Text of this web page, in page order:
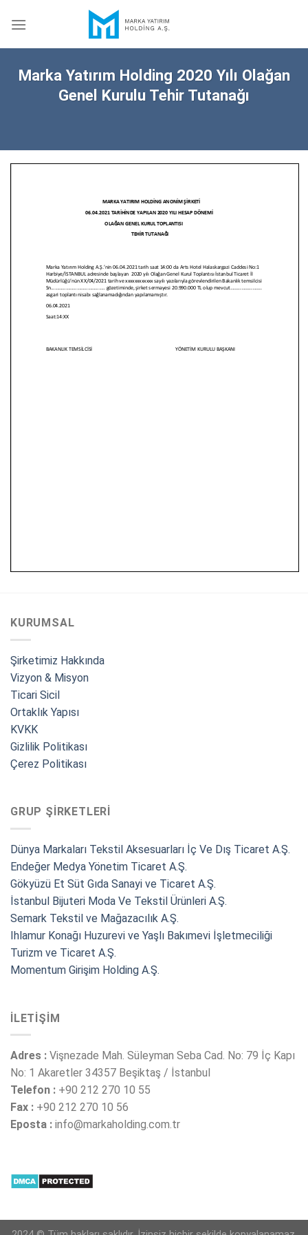
Marka Yatırım Holding 2020 Yılı Olağan
Genel Kurulu Tehir Tutanağı
KURUMSAL
Şirketimiz Hakkında
Vizyon & Misyon
Ticari Sicil
Ortaklık Yapısı
KVKK
Gizlilik Politikası
Çerez Politikası
GRUP ŞIRKETLERI
Dünya Markaları Tekstil Aksesuarları İç Ve Dış Ticaret A.Ş.
Endeğer Medya Yönetim Ticaret A.Ş.
Gökyüzü Et Süt Gıda Sanayi ve Ticaret A.Ş.
İstanbul Bijuteri Moda Ve Tekstil Ürünleri A.Ş.
Semark Tekstil ve Mağazacılık A.Ş.
Ihlamur Konağı Huzurevi ve Yaşlı Bakımevi İşletmeciliği
Turizm ve Ticaret A.Ş.
Momentum Girişim Holding A.Ş.
İLETIŞIM
Adres : Vişnezade Mah. Süleyman Seba Cad. No: 79 İç Kapı
No: 1 Akaretler 34357 Beşiktaş / İstanbul
Telefon : +90 212 270 10 55
Fax : +90 212 270 10 56
Eposta : info@markaholding.com.tr